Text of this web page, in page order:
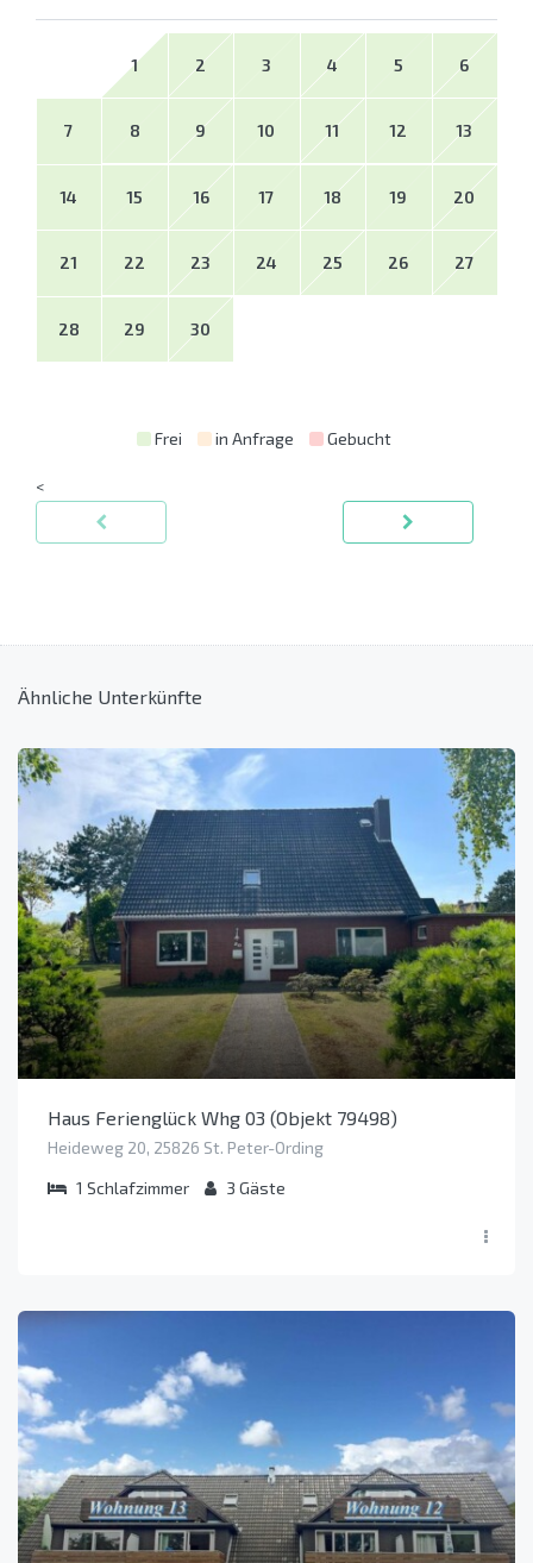
1 2 3 4 5 6
7 8 9 10 11 12 13
14 15 16 17 18 19 20
21 22 23 24 25 26 27
28 29 30
Frei in Anfrage Gebucht
<
Ähnliche Unterkünfte
Haus Ferienglück Whg 03 (Objekt 79498)
Heideweg 20, 25826 St. Peter-Ording
1 Schlafzimmer 3 Gäste